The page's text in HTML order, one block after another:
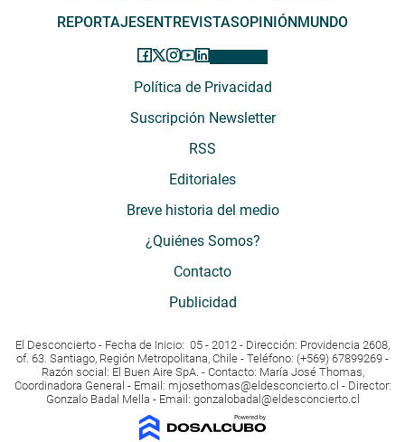
REPORTAJES ENTREVISTASOPINIÓN MUNDO
Política de Privacidad
Suscripción Newsletter
RSS
Editoriales
Breve historia del medio
¿Quiénes Somos?
Contacto
Publicidad
El Desconcierto - Fecha de Inicio: 05 - 2012 - Dirección: Providencia 2608,
of. 63. Santiago, Región Metropolitana, Chile - Teléfono: (+569) 67899269 -
Razón social: El Buen Aire SpA. - Contacto: María José Thomas,
Coordinadora General - Email: mjosethomas@eldesconcierto.cl - Director:
Gonzalo Badal Mella - Email: gonzalobadal@eldesconcierto.cl